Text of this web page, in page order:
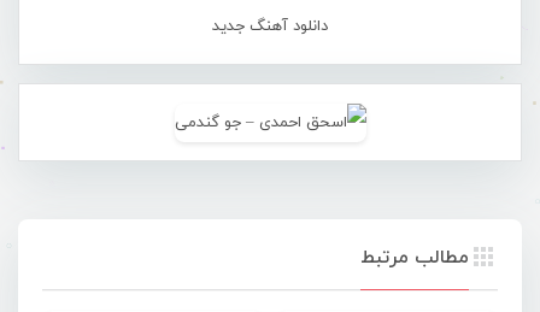
دانلود آهنگ جدید
مطالب مرتبط